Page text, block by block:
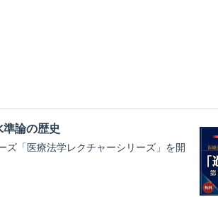
準論の歴史
ズ「医療法学レクチャーシリーズ」を開